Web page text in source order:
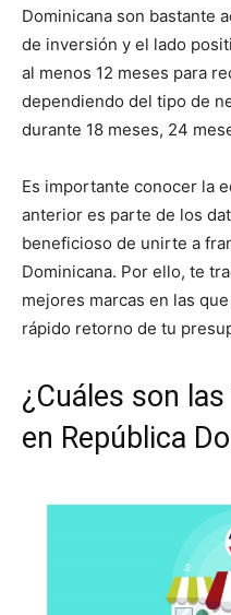
Dominicana son bastante
de inversión y el lado
al menos 12 meses para
dependiendo del tipo de
durante 18 meses, 24
Es importante conocer la
anterior es parte de los
beneficioso de unirte a
Dominicana. Por ello, te
mejores marcas en las
rápido retorno de tu
¿Cuáles son
en República